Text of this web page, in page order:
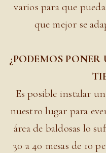
varios para que
que mejor se
¿PODEMOS
Es posible instalar
nuestro lugar para
área de baldosas lo
30 a 40 mesas de 10